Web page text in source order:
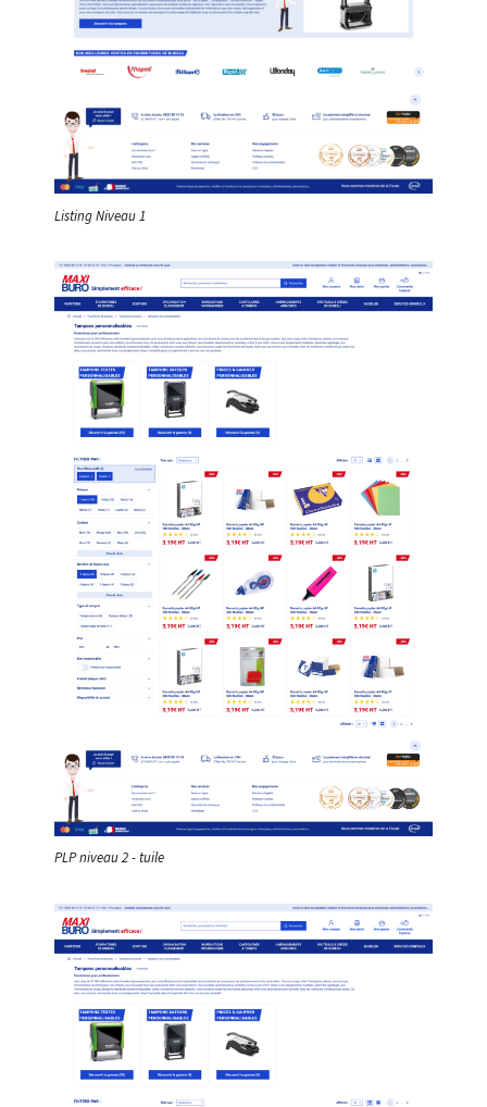
Listing Niveau 1
PLP niveau 2 - tuile